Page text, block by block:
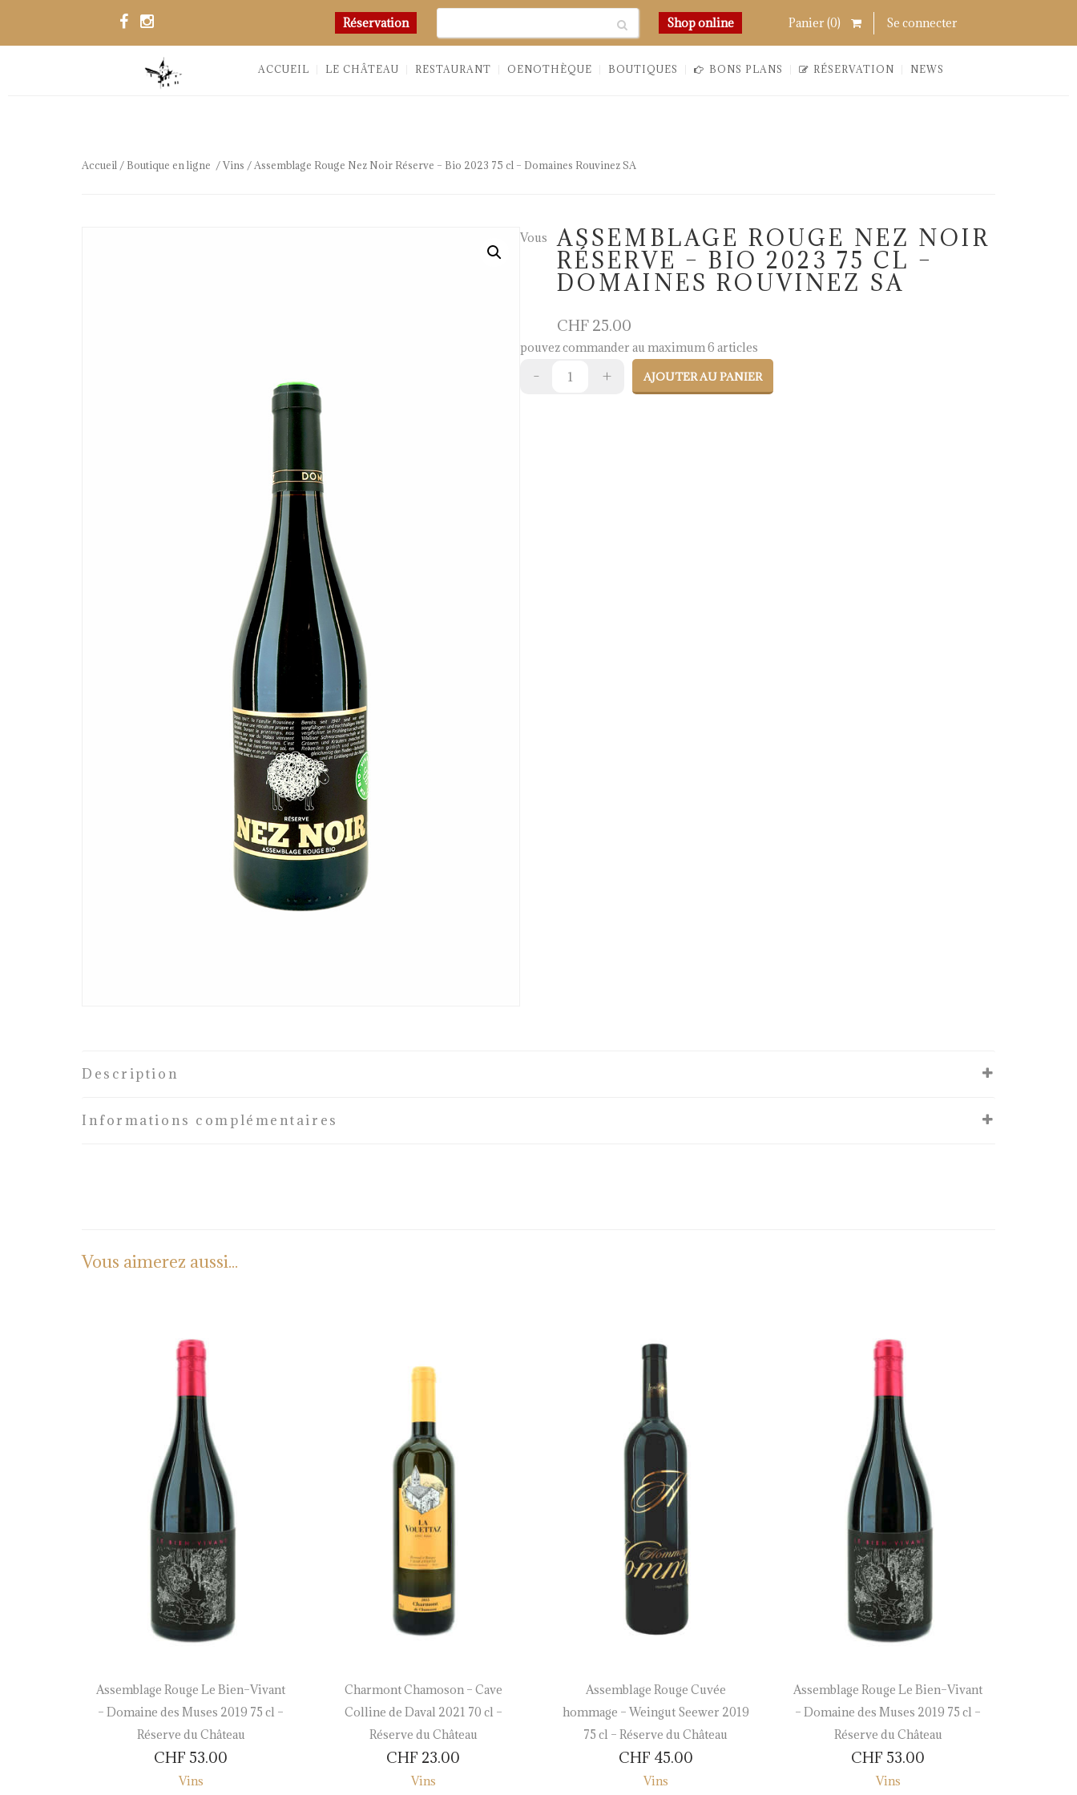
Réservation Chercher Shop online Chercher
Panier (0) Links
Se connecter
ACCUEIL LE CHÂTEAU RESTAURANT OENOTHÈQUE BOUTIQUES BONS PLANS RÉSERVATION NEWS
Accueil / Boutique en ligne /Vins / Assemblage Rouge Nez Noir Réserve – Bio 2023 75 cl – Domaines Rouvinez SA
ASSEMBLAGE ROUGE NEZ NOIR
RÉSERVE – BIO 2023 75 CL –
DOMAINES ROUVINEZ SA
CHF 25.00
Vous
pouvez commander au maximum 6 articles
AJOUTER AU PANIER
Description
Informations complémentaires
Vous aimerez aussi...
Assemblage Rouge Le Bien–Vivant
– Domaine des Muses 2019 75 cl –
Réserve du Château
CHF 53.00
Vins
Charmont Chamoson – Cave
Colline de Daval 2021 70 cl –
Réserve du Château
CHF 23.00
Vins
Assemblage Rouge Cuvée
hommage – Weingut Seewer 2019
75 cl – Réserve du Château
CHF 45.00
Vins
Assemblage Rouge Le Bien–Vivant
– Domaine des Muses 2019 75 cl –
Réserve du Château
CHF 53.00
Vins